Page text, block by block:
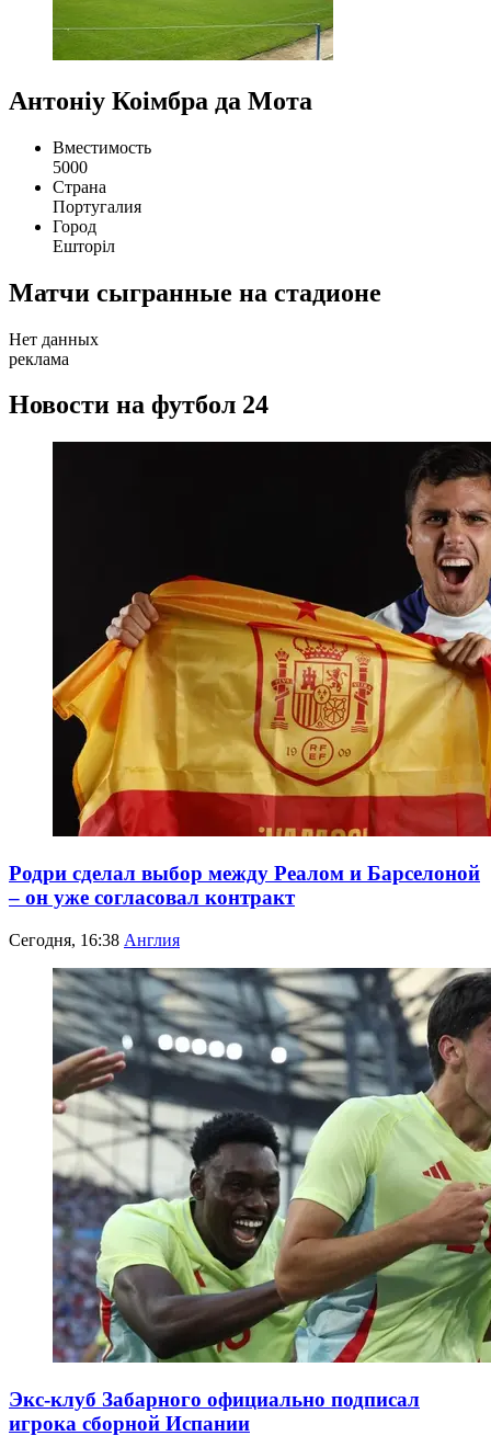
Антоніу Коімбра да Мота
Вместимость
5000
Страна
Португалия
Город
Ешторіл
Матчи сыгранные на стадионе
Нет данных
реклама
Новости на футбол 24
Родри сделал выбор между Реалом и Барселоной
– он уже согласовал контракт
Сегодня, 16:38 Англия
Экс-клуб Забарного официально подписал
игрока сборной Испании